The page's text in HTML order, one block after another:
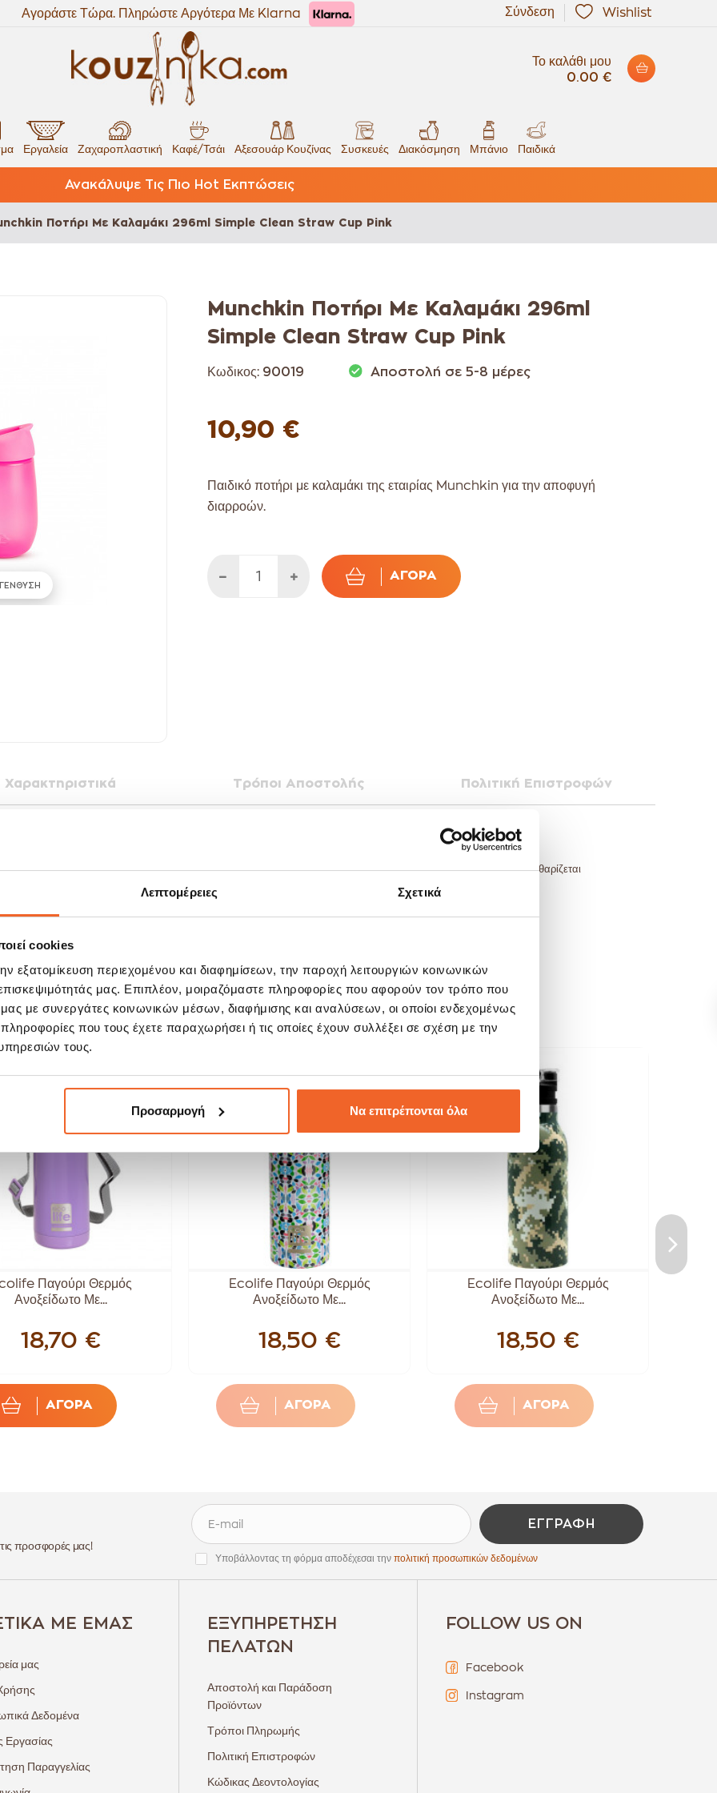
Λεπτομέρειες Σχετικά
cookies
εξατομίκευση περιεχομένου και διαφημίσεων, την παροχή λειτουργιών κοινωνικών
μας. Επιπλέον, μοιραζόμαστε πληροφορίες που αφορούν τον τρόπο που
μας με συνεργάτες κοινωνικών μέσων, διαφήμισης και αναλύσεων, οι οποίοι ενδεχομένως
που τους έχετε παραχωρήσει ή τις οποίες έχουν συλλέξει σε σχέση με την
τους.
Προσαρμογή Να επιτρέπονται όλα
Αγοράστε Τώρα. Πληρώστε Αργότερα Με Klarna Wishlist
Σύνδεση
Το καλάθι μου
0.00 €
Εργαλεία Ζαχαροπλαστική Καφέ/Τσάι Αξεσουάρ Κουζίνας Συσκευές Διακόσμηση Μπάνιο Παιδικά
Ανακάλυψε Τις Πιο Hot Εκπτώσεις
Ποτήρι Με Καλαμάκι 296ml Simple Clean Straw Cup Pink
Munchkin Ποτήρι Με Καλαμάκι 296ml
Simple Clean Straw Cup Pink
Κωδικος: 90019 Αποστολή σε 5-8 μέρες
10,90 €
Παιδικό ποτήρι με καλαμάκι της εταιρίας Munchkin για την αποφυγή
διαρροών.
ΑΓΟΡΆ
Χαρακτηριστικά Τρόποι Αποστολής Πολιτική Επιστροφών
διαρροές (αρκεί να την ενεργοποιήσετε πριν από τη χρήση) και ξεχωριστό καλαμάκι που ανοίγει εύκολα για να καθαρίζεται
ΣΧΕΤΙΚΆ ΠΡΟΪΌΝΤΑ
Παγούρι Θερμός
Ανοξείδωτο Με...
18,70 €
ΑΓΟΡΑ
Ecolife Παγούρι Θερμός
Ανοξείδωτο Με...
18,50 €
ΑΓΟΡΑ
Ecolife Παγούρι Θερμός
Ανοξείδωτο Με...
18,50 €
ΑΓΟΡΑ
προσφορές μας!
ΕΓΓΡΑΦΉ
Υποβάλλοντας τη φόρμα αποδέχεσαι την πολιτική προσωπικών δεδομένων
ΜΕ ΕΜΆΣ
μας
Δεδομένα
Εργασίας
Παραγγελίας
ΕΞΥΠΗΡΈΤΗΣΗ
ΠΕΛΑΤΏΝ
Αποστολή και Παράδοση
Προϊόντων
Τρόποι Πληρωμής
Πολιτική Επιστροφών
Κώδικας Δεοντολογίας
FOLLOW US ON
Facebook
Instagram